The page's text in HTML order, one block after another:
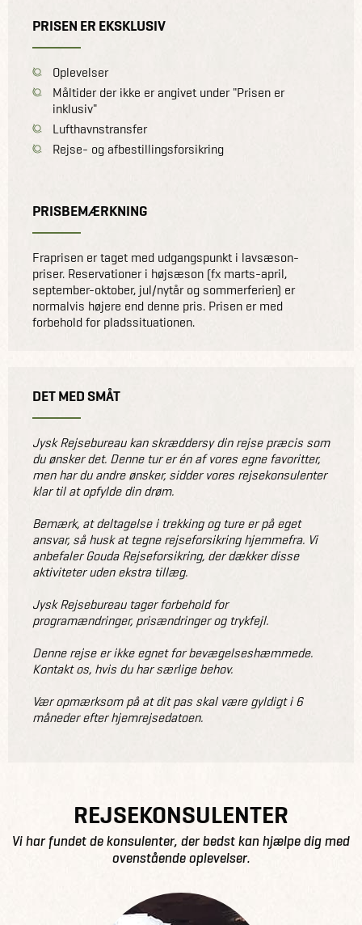
PRISEN ER EKSKLUSIV
Oplevelser
Måltider der ikke er angivet under "Prisen er
inklusiv"
Lufthavnstransfer
Rejse- og afbestillingsforsikring
PRISBEMÆRKNING
Fraprisen er taget med udgangspunkt i lavsæson-
priser. Reservationer i højsæson (fx marts-april,
september-oktober, jul/nytår og sommerferien) er
normalvis højere end denne pris. Prisen er med
forbehold for pladssituationen.
DET MED SMÅT
Jysk Rejsebureau kan skræddersy din rejse præcis som
du ønsker det. Denne tur er én af vores egne favoritter,
men har du andre ønsker, sidder vores rejsekonsulenter
klar til at opfylde din drøm.
Bemærk, at deltagelse i trekking og ture er på eget
ansvar, så husk at tegne rejseforsikring hjemmefra. Vi
anbefaler Gouda Rejseforsikring, der dækker disse
aktiviteter uden ekstra tillæg.
Jysk Rejsebureau tager forbehold for
programændringer, prisændringer og trykfejl.
Denne rejse er ikke egnet for bevægelseshæmmede.
Kontakt os, hvis du har særlige behov.
Vær opmærksom på at dit pas skal være gyldigt i 6
måneder efter hjemrejsedatoen.
REJSEKONSULENTER
Vi har fundet de konsulenter, der bedst kan hjælpe dig med
ovenstående oplevelser.